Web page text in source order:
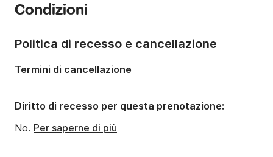
Portata massima persone:
Condizioni
Politica di recesso e cancellazione
Termini di cancellazione
Diritto di recesso per questa prenotazione:
No. Per saperne di più